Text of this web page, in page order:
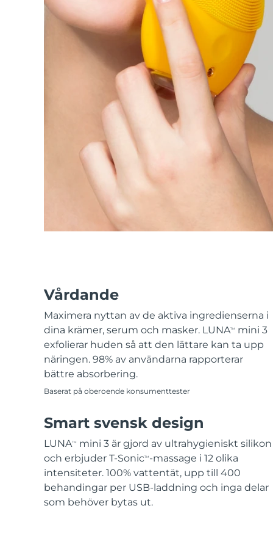
Vårdande
Maximera nyttan av de aktiva ingredienserna i
dina krämer, serum och masker. LUNATM
mini 3
exfolierar huden så att den lättare kan ta upp
näringen. 98% av användarna rapporterar
bättre absorbering.
Baserat på oberoende konsumenttester
Smart svensk design
LUNATM
mini 3 är gjord av ultrahygieniskt silikon
och erbjuder T-SonicTM -massage i 12 olika
intensiteter. 100% vattentät, upp till 400
behandingar per USB-laddning och inga delar
som behöver bytas ut.